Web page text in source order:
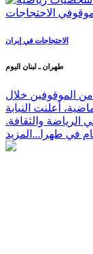
الاحتجاجات في إيران
طهران ـ لبنان اليوم
الموقوفين خلال
أعلنت النيابة
والثقافة.
في طهرا... المزيد